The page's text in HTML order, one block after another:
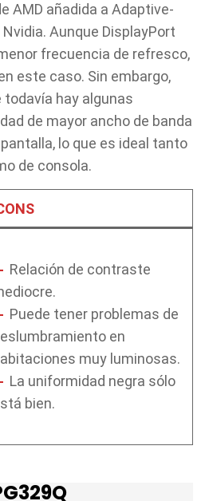
AMD añadida a Adaptive-
Aunque DisplayPort
frecuencia de refresco,
este caso. Sin embargo,
todavía hay algunas
de mayor ancho de banda
lo que es ideal tanto
de consola.
Relación de contraste
Puede tener problemas de
en
muy luminosas.
La uniformidad negra sólo
bien.